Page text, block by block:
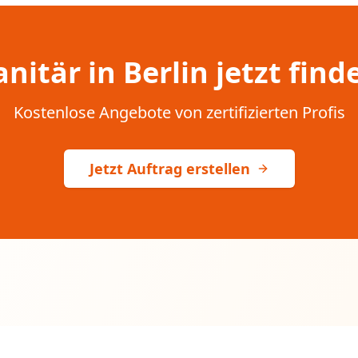
in Berlin jetzt
Kostenlose Angebote von zertifizierten Profis
Jetzt Auftrag erstellen